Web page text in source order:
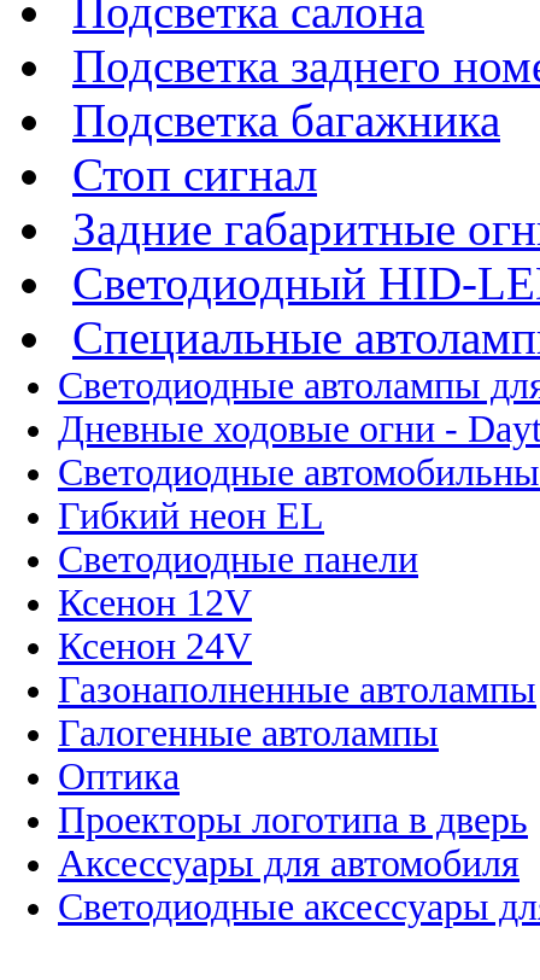
Подсветка салона
Подсветка заднего
Подсветка багажника
Стоп сигнал
Задние габаритные
Светодиодный HID-
Специальные
Светодиодные автолампы
Дневные ходовые огни -
Светодиодные
Гибкий неон EL
Светодиодные панели
Ксенон 12V
Ксенон 24V
Газонаполненные автолампы
Галогенные автолампы
Оптика
Проекторы логотипа в дверь
Аксессуары для автомобиля
Светодиодные аксессуары